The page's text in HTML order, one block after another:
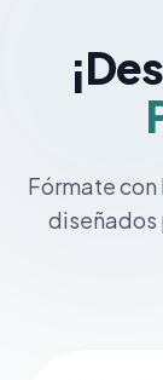
Fórmate
diseñados